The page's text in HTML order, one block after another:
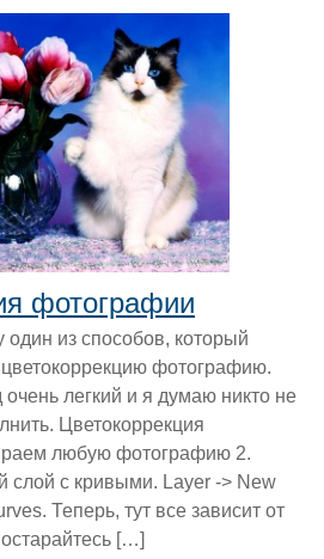
фотографии
из способов, который
фотографию.
легкий и я думаю никто не
Цветокоррекция
любую фотографию 2.
слой с кривыми. Layer -> New
Теперь, тут все зависит от
[…]